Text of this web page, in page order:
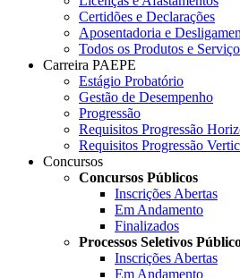
Certidões e Declarações
Aposentadoria e
Todos os Produtos e
Carreira PAEPE
Estágio Probatório
Gestão de Desempenho
Progressão
Requisitos Progressão
Requisitos Progressão
Concursos
Concursos Públicos
Inscrições Abertas
Em Andamento
Finalizados
Processos Seletivos
Inscrições Abertas
Em Andamento